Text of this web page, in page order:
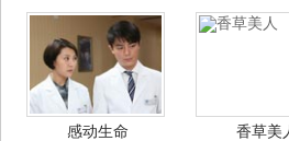
感动生命 香草美